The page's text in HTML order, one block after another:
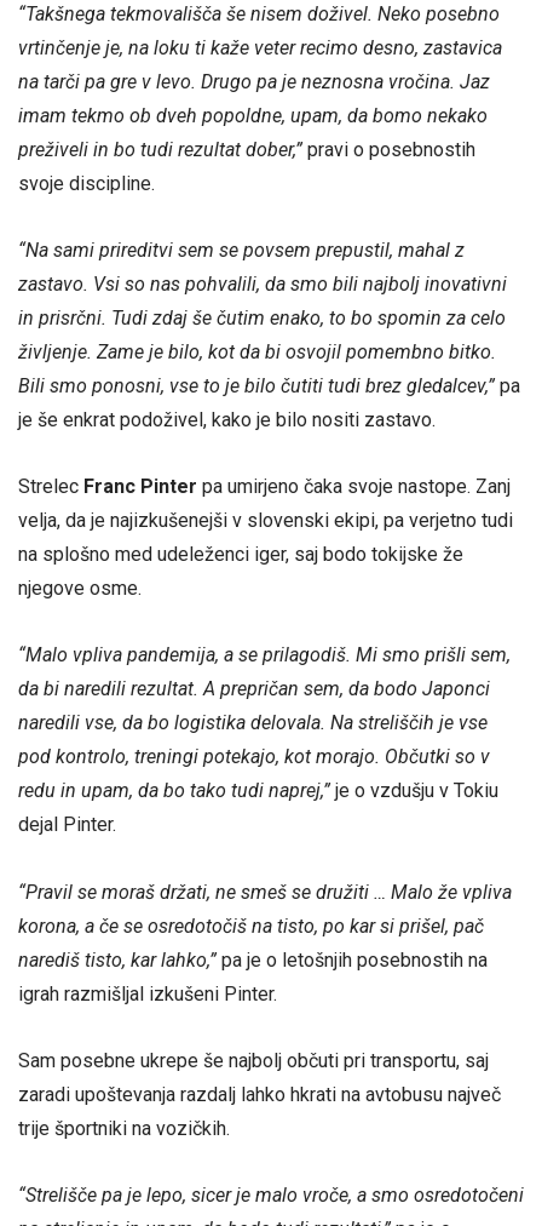
“Takšnega tekmovališča še nisem doživel. Neko posebno
vrtinčenje je, na loku ti kaže veter recimo desno, zastavica
na tarči pa gre v levo. Drugo pa je neznosna vročina. Jaz
imam tekmo ob dveh popoldne, upam, da bomo nekako
preživeli in bo tudi rezultat dober,” pravi o posebnostih
svoje discipline.
“Na sami prireditvi sem se povsem prepustil, mahal z
zastavo. Vsi so nas pohvalili, da smo bili najbolj inovativni
in prisrčni. Tudi zdaj še čutim enako, to bo spomin za celo
življenje. Zame je bilo, kot da bi osvojil pomembno bitko.
Bili smo ponosni, vse to je bilo čutiti tudi brez gledalcev,” pa
je še enkrat podoživel, kako je bilo nositi zastavo.
Strelec Franc Pinter pa umirjeno čaka svoje nastope. Zanj
velja, da je najizkušenejši v slovenski ekipi, pa verjetno tudi
na splošno med udeleženci iger, saj bodo tokijske že
njegove osme.
“Malo vpliva pandemija, a se prilagodiš. Mi smo prišli sem,
da bi naredili rezultat. A prepričan sem, da bodo Japonci
naredili vse, da bo logistika delovala. Na streliščih je vse
pod kontrolo, treningi potekajo, kot morajo. Občutki so v
redu in upam, da bo tako tudi naprej,” je o vzdušju v Tokiu
dejal Pinter.
“Pravil se moraš držati, ne smeš se družiti … Malo že vpliva
korona, a če se osredotočiš na tisto, po kar si prišel, pač
narediš tisto, kar lahko,” pa je o letošnjih posebnostih na
igrah razmišljal izkušeni Pinter.
Sam posebne ukrepe še najbolj občuti pri transportu, saj
zaradi upoštevanja razdalj lahko hkrati na avtobusu največ
trije športniki na vozičkih.
“Strelišče pa je lepo, sicer je malo vroče, a smo osredotočeni